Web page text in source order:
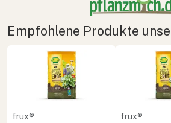
Empfohlene Produkte
frux®
frux®